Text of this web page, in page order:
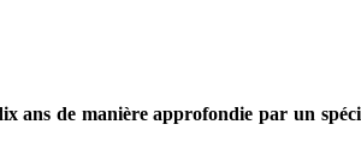
ans de manière approfondie par un